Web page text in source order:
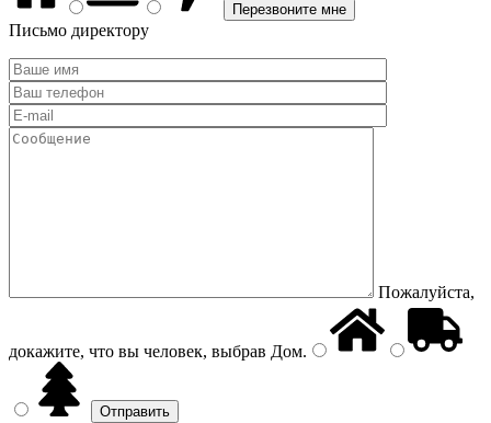
Письмо директору
Пожалуйста,
докажите, что вы человек, выбрав Дом.